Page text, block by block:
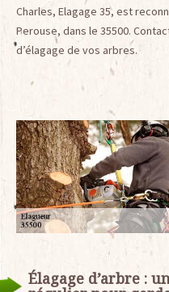
Charles, Elagage 35, est
Perouse, dans le 35500.
d’élagage de vos arbres.
Élagage d’arbre :